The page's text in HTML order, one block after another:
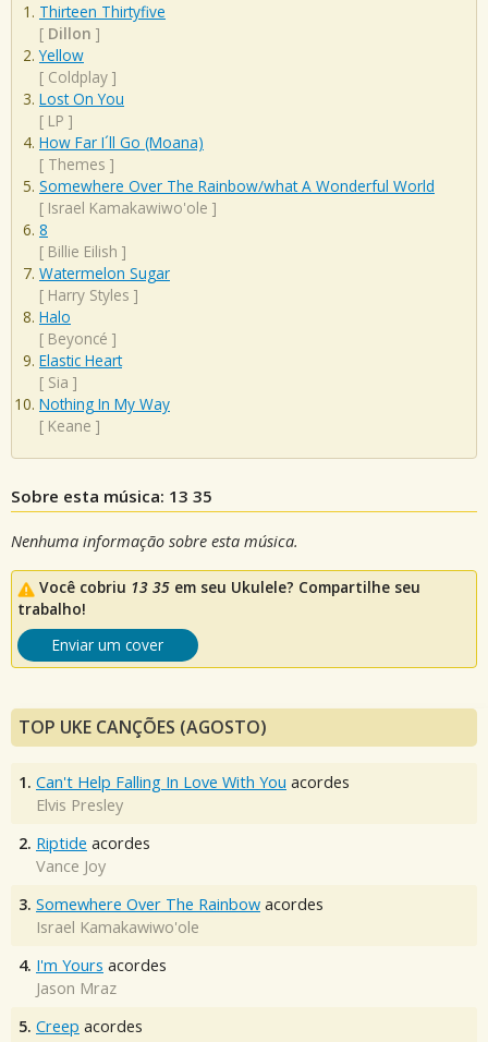
Thirteen Thirtyfive
[ Dillon ]
Yellow
[ Coldplay ]
Lost On You
[ LP ]
How Far I´ll Go (Moana)
[ Themes ]
Somewhere Over The Rainbow/what A Wonderful World
[ Israel Kamakawiwo'ole ]
8
[ Billie Eilish ]
Watermelon Sugar
[ Harry Styles ]
Halo
[ Beyoncé ]
Elastic Heart
[ Sia ]
Nothing In My Way
[ Keane ]
Sobre esta música: 13 35
Nenhuma informação sobre esta música.
Você cobriu 13 35 em seu Ukulele? Compartilhe seu
trabalho!
Enviar um cover
TOP UKE CANÇÕES (AGOSTO)
1. Can't Help Falling In Love With You acordes
Elvis Presley
2. Riptide acordes
Vance Joy
3. Somewhere Over The Rainbow acordes
Israel Kamakawiwo'ole
4. I'm Yours acordes
Jason Mraz
5. Creep acordes